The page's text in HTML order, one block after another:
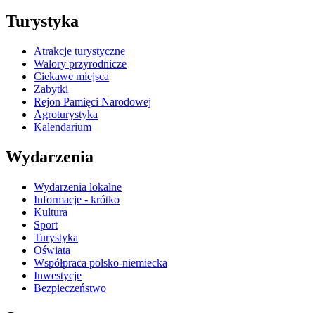
Turystyka
Atrakcje turystyczne
Walory przyrodnicze
Ciekawe miejsca
Zabytki
Rejon Pamięci Narodowej
Agroturystyka
Kalendarium
Wydarzenia
Wydarzenia lokalne
Informacje - krótko
Kultura
Sport
Turystyka
Oświata
Współpraca polsko-niemiecka
Inwestycje
Bezpieczeństwo